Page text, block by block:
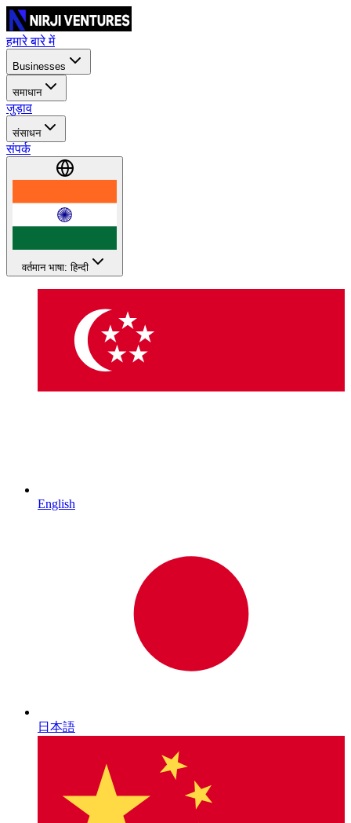
हमारे बारे में
Businesses
समाधान
जुड़ाव
संसाधन
संपर्क
वर्तमान भाषा: हिन्दी
English
日本語